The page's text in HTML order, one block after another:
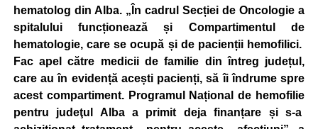
hematolog din Alba. „În cadrul Secției de Oncologie a
spitalului funcționează și Compartimentul de
hematologie, care se ocupă și de pacienții hemofilici.
Fac apel către medicii de familie din întreg județul,
care au în evidență acești pacienți, să îi îndrume spre
acest compartiment. Programul Național de hemofilie
pentru judeţul Alba a primit deja finanțare și s-a